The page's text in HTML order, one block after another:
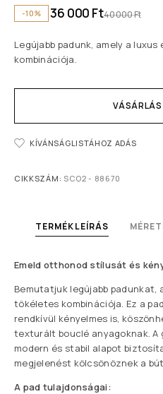
-10% 40 000Ft
36 000 Ft
Legújabb padunk, amely a
kombinációja.
VÁSÁRLÁS
KÍVÁNSÁGLISTÁHOZ ADÁS
CIKKSZÁM: SCO2 - 88670
TERMÉKLEÍRÁS
Emeld otthonod stílusát és
Bemutatjuk legújabb padunkat,
tökéletes kombinációja. Ez a
rendkívül kényelmes is,
texturált bouclé anyagoknak. A
modern és stabil alapot
megjelenést kölcsönöznek a
A pad tulajdonságai: